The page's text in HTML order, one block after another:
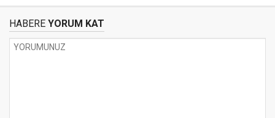
HABERE YORUM KAT